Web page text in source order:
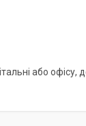
або